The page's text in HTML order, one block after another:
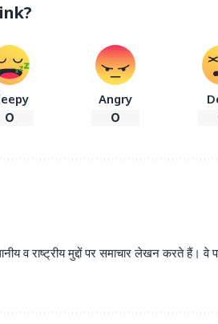
0
Angry
0
व राष्ट्रीय मुद्दों पर समाचार लेखन करते हैं। वे